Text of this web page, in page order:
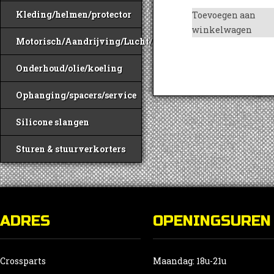
Kleding/helmen/protector
Motorisch/Aandrijving/Lucht/Benzine
Onderhoud/olie/koeling
Ophanging/spacers/service
Silicone slangen
Sturen & stuurverkorters
Toevoegen aan
winkelwagen
ADRES
Crossparts
OPENINGSUREN
Maandag: 18u-21u